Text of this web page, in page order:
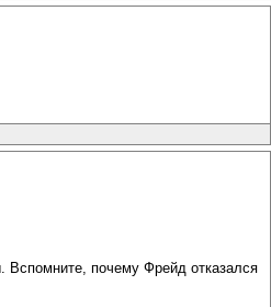
Вспомните, почему Фрейд отказался